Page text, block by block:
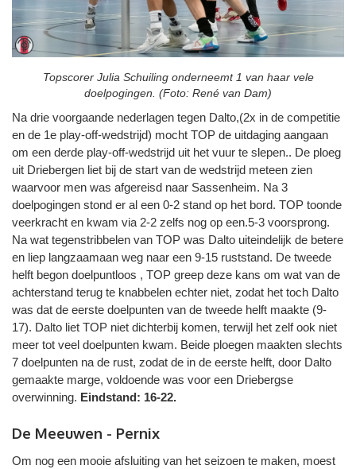
Topscorer Julia Schuiling onderneemt 1 van haar vele
doelpogingen. (Foto: René van Dam)
Na drie voorgaande nederlagen tegen Dalto,(2x in de competitie
en de 1e play-off-wedstrijd) mocht TOP de uitdaging aangaan
om een derde play-off-wedstrijd uit het vuur te slepen.. De ploeg
uit Driebergen liet bij de start van de wedstrijd meteen zien
waarvoor men was afgereisd naar Sassenheim. Na 3
doelpogingen stond er al een 0-2 stand op het bord. TOP toonde
veerkracht en kwam via 2-2 zelfs nog op een.5-3 voorsprong.
Na wat tegenstribbelen van TOP was Dalto uiteindelijk de betere
en liep langzaamaan weg naar een 9-15 ruststand. De tweede
helft begon doelpuntloos , TOP greep deze kans om wat van de
achterstand terug te knabbelen echter niet, zodat het toch Dalto
was dat de eerste doelpunten van de tweede helft maakte (9-
17). Dalto liet TOP niet dichterbij komen, terwijl het zelf ook niet
meer tot veel doelpunten kwam. Beide ploegen maakten slechts
7 doelpunten na de rust, zodat de in de eerste helft, door Dalto
gemaakte marge, voldoende was voor een Driebergse
overwinning. Eindstand: 16-22.
De Meeuwen - Pernix
Om nog een mooie afsluiting van het seizoen te maken, moest